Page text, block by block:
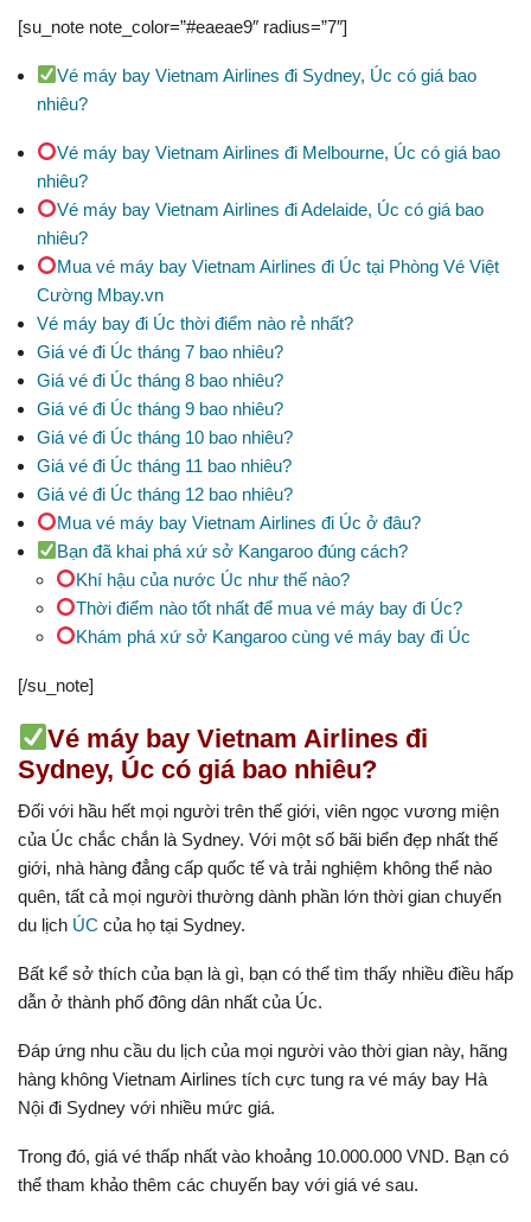
[su_note note_color=”#eaeae9″ radius=”7″]
Vé máy bay Vietnam Airlines đi Sydney, Úc có giá bao
nhiêu?
Vé máy bay Vietnam Airlines đi Melbourne, Úc có giá bao
nhiêu?
Vé máy bay Vietnam Airlines đi Adelaide, Úc có giá bao
nhiêu?
Mua vé máy bay Vietnam Airlines đi Úc tại Phòng Vé Việt
Cường Mbay.vn
Vé máy bay đi Úc thời điểm nào rẻ nhất?
Giá vé đi Úc tháng 7 bao nhiêu?
Giá vé đi Úc tháng 8 bao nhiêu?
Giá vé đi Úc tháng 9 bao nhiêu?
Giá vé đi Úc tháng 10 bao nhiêu?
Giá vé đi Úc tháng 11 bao nhiêu?
Giá vé đi Úc tháng 12 bao nhiêu?
Mua vé máy bay Vietnam Airlines đi Úc ở đâu?
Bạn đã khai phá xứ sở Kangaroo đúng cách?
Khí hậu của nước Úc như thế nào?
Thời điểm nào tốt nhất để mua vé máy bay đi Úc?
Khám phá xứ sở Kangaroo cùng vé máy bay đi Úc
[/su_note]
Vé máy bay Vietnam Airlines đi
Sydney, Úc có giá bao nhiêu?
Đối với hầu hết mọi người trên thế giới, viên ngọc vương miện
của Úc chắc chắn là Sydney. Với một số bãi biển đẹp nhất thế
giới, nhà hàng đẳng cấp quốc tế và trải nghiệm không thể nào
quên, tất cả mọi người thường dành phần lớn thời gian chuyến
du lịch ÚC của họ tại Sydney.
Bất kể sở thích của bạn là gì, bạn có thể tìm thấy nhiều điều hấp
dẫn ở thành phố đông dân nhất của Úc.
Đáp ứng nhu cầu du lịch của mọi người vào thời gian này, hãng
hàng không Vietnam Airlines tích cực tung ra vé máy bay Hà
Nội đi Sydney với nhiều mức giá.
Trong đó, giá vé thấp nhất vào khoảng 10.000.000 VND. Bạn có
thể tham khảo thêm các chuyến bay với giá vé sau.